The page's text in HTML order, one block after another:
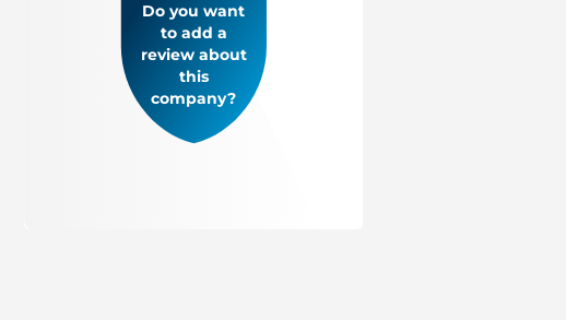
Do you want
to add a
review about
this
company?